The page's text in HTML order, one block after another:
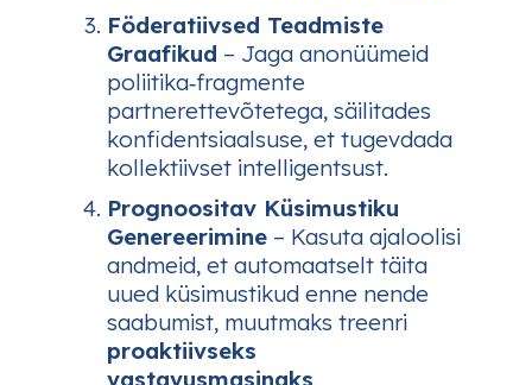
Föderatiivsed Teadmiste
Graafikud – Jaga anonüümeid
poliitika‑fragmente
partnerettevõtetega, säilitades
konfidentsiaalsuse, et tugevdada
kollektiivset intelligentsust.
Prognoositav Küsimustiku
Genereerimine – Kasuta ajaloolisi
andmeid, et automaatselt täita
uued küsimustikud enne nende
saabumist, muutmaks treenri
proaktiivseks
vastavusmasinaks